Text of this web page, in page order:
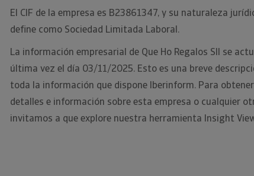
El CIF de la empresa es B23861347, y su naturaleza
define como Sociedad Limitada Laboral.
La información empresarial de Que Ho Regalos Sll se
última vez el día 03/11/2025. Esto es una breve
toda la información que dispone Iberinform. Para
detalles e información sobre esta empresa o cualquier
invitamos a que explore nuestra herramienta Insight